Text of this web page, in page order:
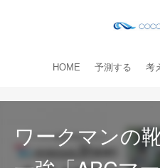
HOME 予測する 考
ワークマンの